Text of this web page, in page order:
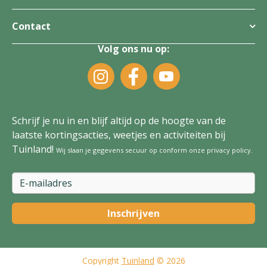
Contact
Volg ons nu op:
Schrijf je nu in en blijf altijd op de hoogte van de
laatste kortingsacties, weetjes en activiteiten bij
Tuinland! Wij slaan je gegevens secuur op conform onze privacy policy.
Copyright Tuinland © 2026